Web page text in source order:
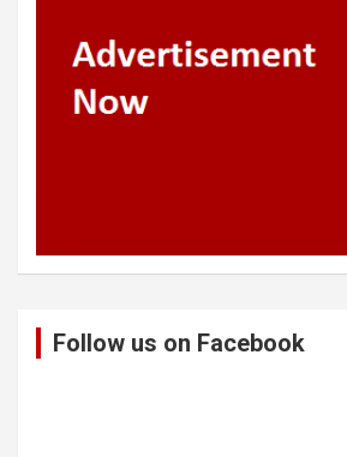
Follow us on Facebook